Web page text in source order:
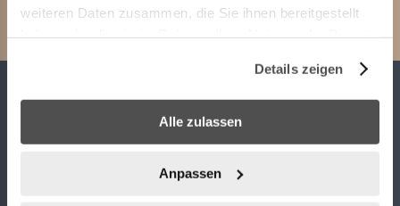
weiteren Daten zusammen, die Sie ihnen bereitgestellt
Details zeigen
Alle zulassen
Anpassen
S'abonner
Aide